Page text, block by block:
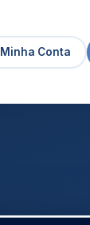
Minha Conta